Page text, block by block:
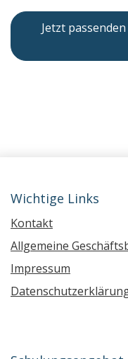
Jetzt
Wichtige Links
Kontakt
Allgemeine
Impressum